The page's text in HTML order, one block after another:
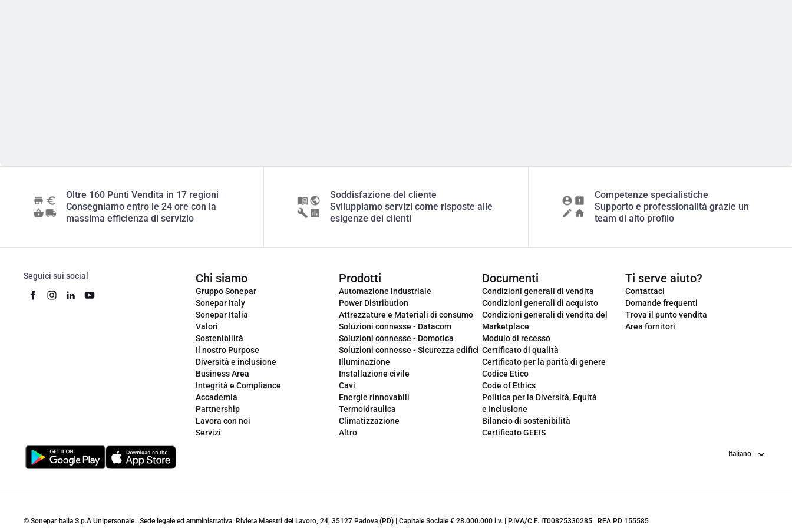
Oltre 160 Punti Vendita in 17 regioni
Consegniamo entro le 24 ore con la
massima efficienza di servizio
Soddisfazione del cliente
Sviluppiamo servizi come risposte alle
esigenze dei clienti
Competenze specialistiche
Supporto e professionalità grazie un
team di alto profilo
Seguici sui social Chi siamo
Gruppo Sonepar
Sonepar Italy
Sonepar Italia
Valori
Sostenibilità
Il nostro Purpose
Diversità e inclusione
Business Area
Integrità e Compliance
Accademia
Partnership
Lavora con noi
Servizi
Prodotti
Automazione industriale
Power Distribution
Attrezzature e Materiali di consumo
Soluzioni connesse - Datacom
Soluzioni connesse - Domotica
Soluzioni connesse - Sicurezza edifici
Illuminazione
Installazione civile
Cavi
Energie rinnovabili
Termoidraulica
Climatizzazione
Altro
Documenti
Condizioni generali di vendita
Condizioni generali di acquisto
Condizioni generali di vendita del
Marketplace
Modulo di recesso
Certificato di qualità
Certificato per la parità di genere
Codice Etico
Code of Ethics
Politica per la Diversità, Equità
e Inclusione
Bilancio di sostenibilità
Certificato GEEIS
Ti serve aiuto?
Contattaci
Domande frequenti
Trova il punto vendita
Area fornitori
Lingua
© Sonepar Italia S.p.A Unipersonale | Sede legale ed amministrativa: Riviera Maestri del Lavoro, 24, 35127 Padova (PD) | Capitale Sociale € 28.000.000 i.v. | P.IVA/C.F. IT00825330285 | REA PD 155585